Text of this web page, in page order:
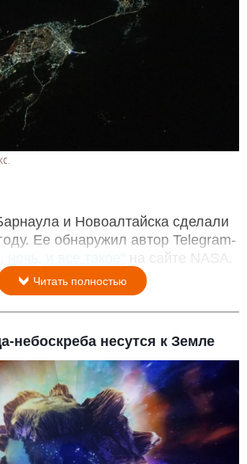
и Новоалтайска сделали
Ее обнаружил автор Telegram-
ночь, и все такое" на сайте NASA.
Читать полностью
небоскреба несутся к Земле